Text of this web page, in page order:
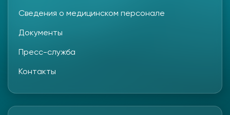
Сведения о медицинском персонале
Документы
Пресс-служба
Контакты